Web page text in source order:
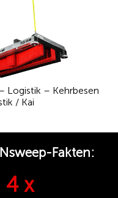
Logistik – Kehrbesen
/ Kai
Fakten:
4 x